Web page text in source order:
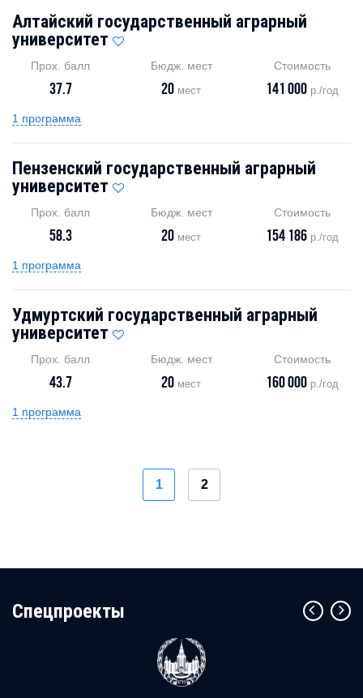
Алтайский государственный аграрный
университет
Прох. балл
37.7
Бюдж. мест
20 мест
Стоимость
141 000 р./год
1 программа
Пензенский государственный аграрный
университет
Прох. балл
58.3
Бюдж. мест
20 мест
Стоимость
154 186 р./год
1 программа
Удмуртский государственный аграрный
университет
Прох. балл
43.7
Бюдж. мест
20 мест
Стоимость
160 000 р./год
1 программа
1 2
Cпецпроекты